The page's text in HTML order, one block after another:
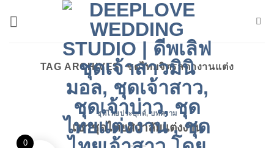
TAG ARCHIVES:ชุดไทยจิตรลดางานแต่ง
ชุดไทยประยุกต์,บทความ
เช่าชุดไทยศิวาลัยแต่งงาน
0